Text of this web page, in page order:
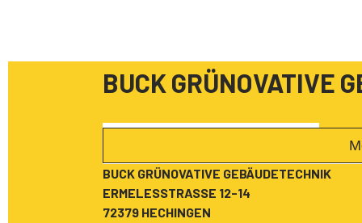
BUCK GRÜNOVATIVE
BUCK GRÜNOVATIVE GEBÄUDETECHNIK
ERMELESSTRASSE 12-14
72379 HECHINGEN